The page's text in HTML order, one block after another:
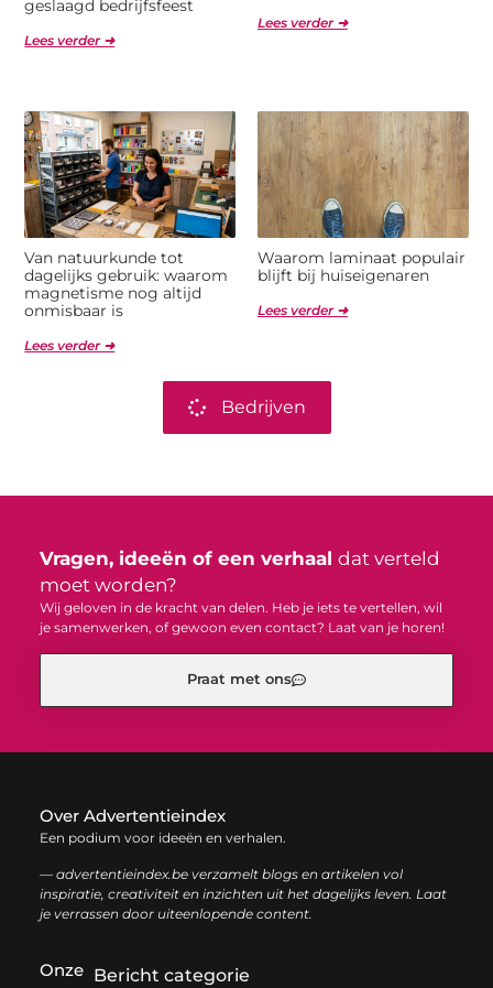
geslaagd bedrijfsfeest
Lees verder ➜
Lees verder ➜
Van natuurkunde tot
dagelijks gebruik: waarom
magnetisme nog altijd
onmisbaar is
Lees verder ➜
Waarom laminaat populair
blijft bij huiseigenaren
Lees verder ➜
Bedrijven
Vragen, ideeën of een verhaal dat verteld
moet worden?
Wij geloven in de kracht van delen. Heb je iets te vertellen, wil
je samenwerken, of gewoon even contact? Laat van je horen!
Praat met ons
Over Advertentieindex
Een podium voor ideeën en verhalen.
— advertentieindex.be verzamelt blogs en artikelen vol
inspiratie, creativiteit en inzichten uit het dagelijks leven. Laat
je verrassen door uiteenlopende content.
Onze Bericht categorie